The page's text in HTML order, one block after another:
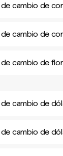
cambio de
cambio de
cambio de
cambio de
cambio de